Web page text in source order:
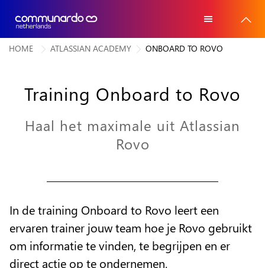
Atlassian software
Voor wie
Referenties
Over ons
Contact
Home
Over ons
Contact
HOME ATLASSIAN ACADEMY ONBOARD TO ROVO
Training Onboard to Rovo
Haal het maximale uit Atlassian
Rovo
In de training Onboard to Rovo leert een
ervaren trainer jouw team hoe je Rovo gebruikt
om informatie te vinden, te begrijpen en er
direct actie op te ondernemen.